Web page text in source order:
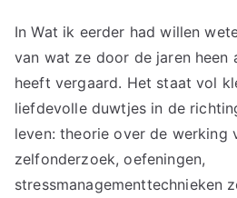
In Wat ik eerder had willen
van wat ze door de jaren heen
heeft vergaard. Het staat vol
liefdevolle duwtjes in de
leven: theorie over de werking
zelfonderzoek, oefeningen,
stressmanagementtechnieken